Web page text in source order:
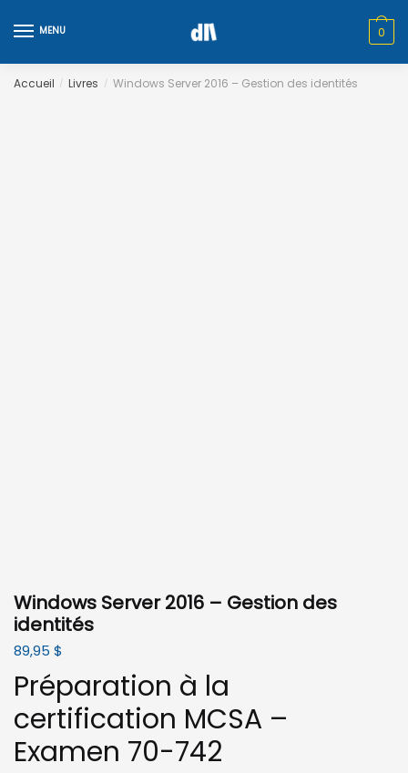
to
to
MENU 0
Accueil / Livres / Windows Server 2016 – Gestion des identités
Windows Server 2016 – Gestion des
identités
89,95 $
Préparation à la
certification MCSA –
Examen 70-742